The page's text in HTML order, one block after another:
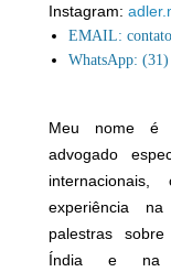
Instagram:
EMAIL:
WhatsApp: (31)
Meu nome é
advogado
experiência
palestras
Índia e na